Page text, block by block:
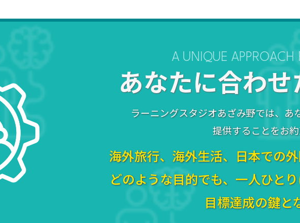
A UNIQUE APPROACH
あなたに合わ
ラーニングスタジオあざみ野では、あ
提供することをお
海外旅行、海外生活、日本での
どのような目的でも、一人ひと
目標達成の鍵と